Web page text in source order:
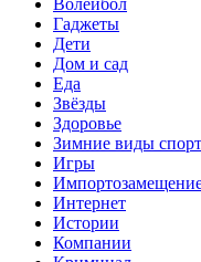
Гаджеты
Дети
Дом и сад
Еда
Звёзды
Здоровье
Зимние виды
Игры
Интернет
Истории
Компании